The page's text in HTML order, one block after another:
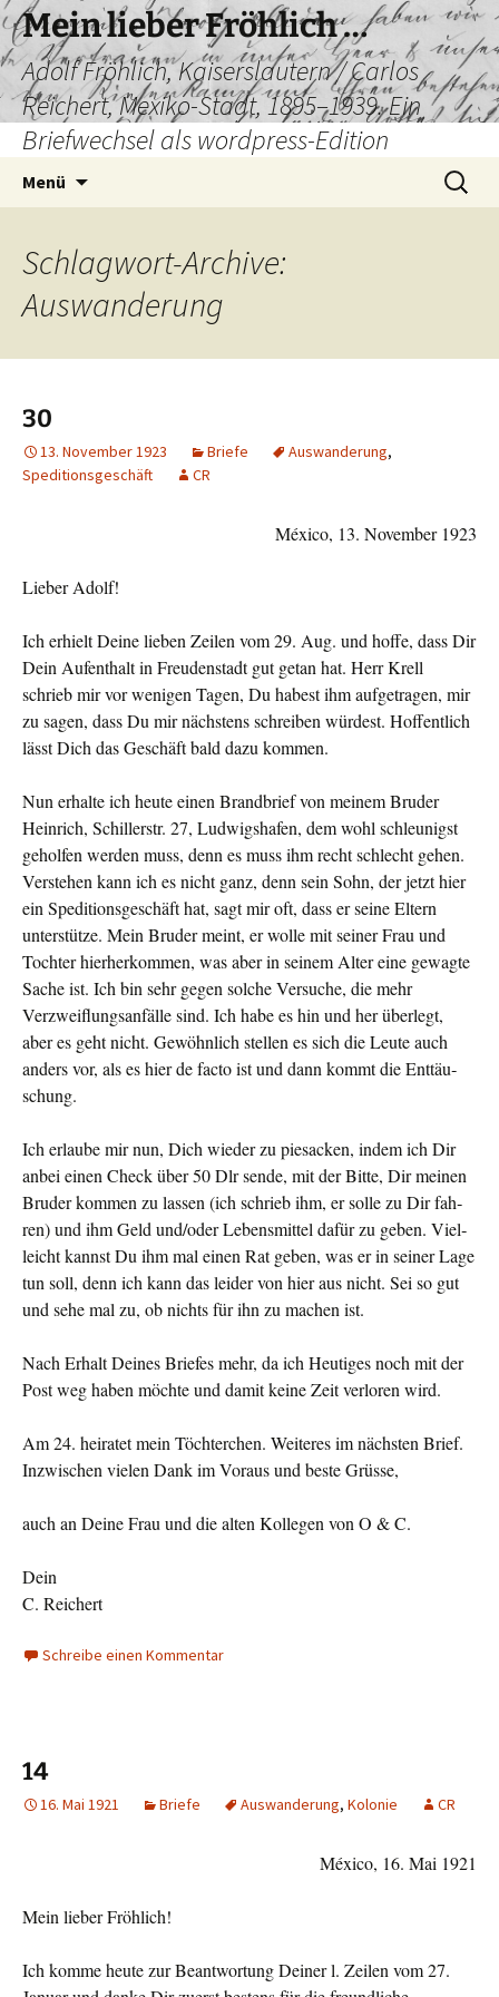
Mein lieber Fröhlich …
Adolf Fröhlich, Kaiserslautern / Carlos
Reichert, Mexiko-Stadt, 1895–1939. Ein
Briefwechsel als wordpress-Edition
Menü
Suchen
nach:
Schlagwort-Archive:
Auswanderung
30
13. November 1923 Briefe Auswanderung,
Speditionsgeschäft
CR
México, 13. November 1923
Lieber Adolf!
Ich erhielt Deine lieben Zeilen vom 29. Aug. und hoffe, dass Dir
Dein Aufenthalt in Freudenstadt gut getan hat. Herr Krell
schrieb mir vor wenigen Tagen, Du habest ihm aufgetragen, mir
zu sagen, dass Du mir nächstens schrei­ben würdest. Hoffent­lich
lässt Dich das Geschäft bald dazu kommen.
Nun erhalte ich heute einen Brandbrief von meinem Bruder
Hein­rich, Schillerstr. 27, Ludwigshafen, dem wohl schleu­nigst
ge­holfen werden muss, denn es muss ihm recht schlecht gehen.
Ver­stehen kann ich es nicht ganz, denn sein Sohn, der jetzt hier
ein Speditionsgeschäft hat, sagt mir oft, dass er seine Eltern
unterstütze. Mein Bru­der meint, er wolle mit seiner Frau und
Tochter hierher­kommen, was aber in seinem Alter eine gewagte
Sache ist. Ich bin sehr gegen solche Versuche, die mehr
Verzweif­lungsanfälle sind. Ich habe es hin und her über­legt,
aber es geht nicht. Gewöhnlich stellen es sich die Leute auch
anders vor, als es hier de facto ist und dann kommt die Enttäu­
schung.
Ich erlaube mir nun, Dich wieder zu piesacken, indem ich Dir
anbei einen Check über 50 Dlr sende, mit der Bitte, Dir mei­nen
Bruder kommen zu lassen (ich schrieb ihm, er solle zu Dir fah­
ren) und ihm Geld und/oder Lebensmittel dafür zu geben. Viel­
leicht kannst Du ihm mal einen Rat geben, was er in sei­ner Lage
tun soll, denn ich kann das leider von hier aus nicht. Sei so gut
und sehe mal zu, ob nichts für ihn zu ma­chen ist.
Nach Erhalt Deines Briefes mehr, da ich Heutiges noch mit der
Post weg haben möchte und damit keine Zeit verloren wird.
Am 24. heiratet mein Töchterchen. Weiteres im nächsten Brief.
Inzwischen vielen Dank im Voraus und beste Grüsse,
auch an Deine Frau und die alten Kollegen von O & C.
Dein
C. Reichert
Schreibe einen Kommentar
14
16. Mai 1921 Briefe Auswanderung, Kolonie CR
México, 16. Mai 1921
Mein lieber Fröhlich!
Ich komme heute zur Beantwortung Deiner l. Zeilen vom 27.